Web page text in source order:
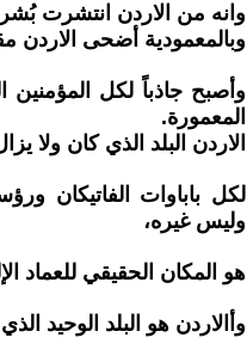
وانه من الاردن انتشرت
وبالمعمودية أضحى الاردن
وأصبح جاذباً لكل
المعمورة.
الاردن البلد الذي كان ولا
لكل باباوات الفاتيكان
وليس غيره،
هو المكان الحقيقي للعماد
وأالاردن هو البلد الوحيد